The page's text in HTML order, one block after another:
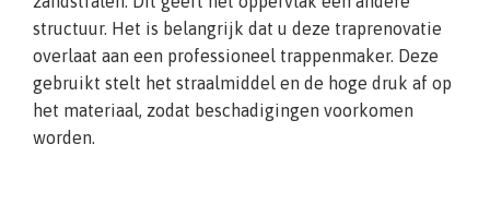
structuur. Het is belangrijk dat u deze traprenovatie
overlaat aan een professioneel trappenmaker. Deze
gebruikt stelt het straalmiddel en de hoge druk af op
het materiaal, zodat beschadigingen voorkomen
worden.